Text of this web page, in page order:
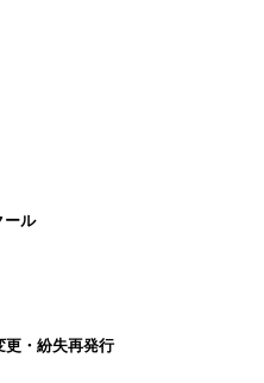
ール
更・紛失再発行